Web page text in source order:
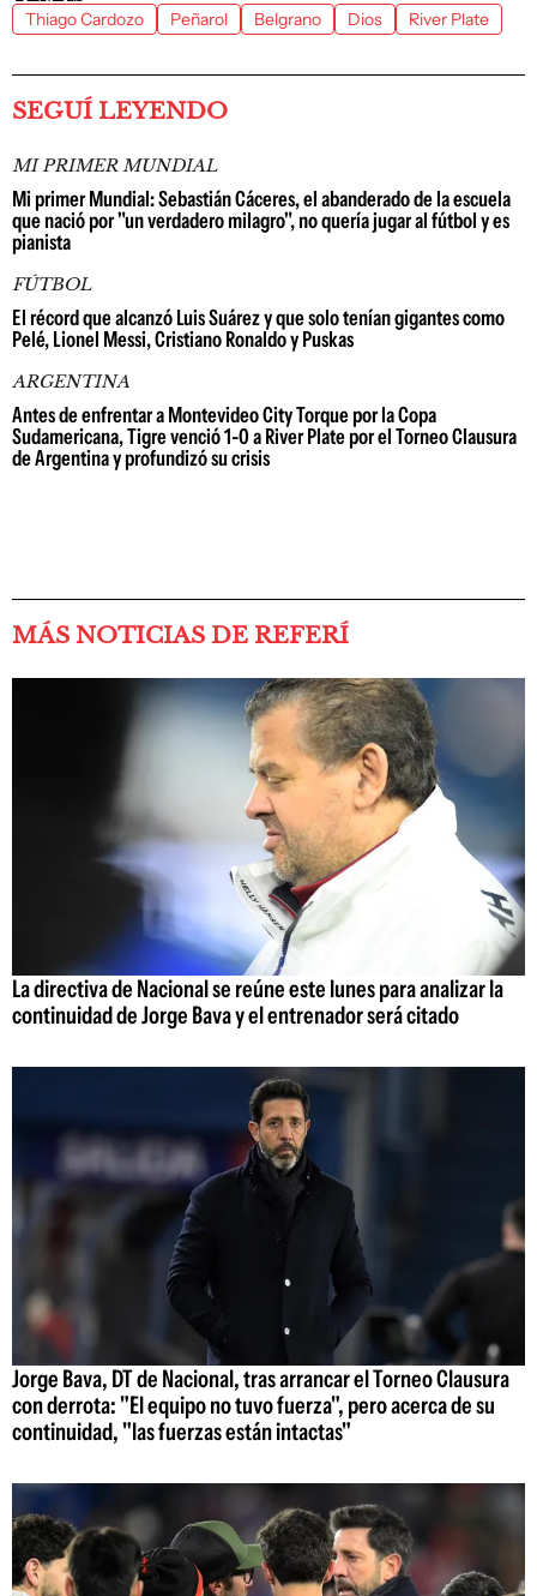
Thiago Cardozo Peñarol Belgrano Dios River Plate
SEGUÍ LEYENDO
MI PRIMER MUNDIAL
Mi primer Mundial: Sebastián Cáceres, el abanderado de la escuela
que nació por "un verdadero milagro", no quería jugar al fútbol y es
pianista
FÚTBOL
El récord que alcanzó Luis Suárez y que solo tenían gigantes como
Pelé, Lionel Messi, Cristiano Ronaldo y Puskas
ARGENTINA
Antes de enfrentar a Montevideo City Torque por la Copa
Sudamericana, Tigre venció 1-0 a River Plate por el Torneo Clausura
de Argentina y profundizó su crisis
MÁS NOTICIAS DE REFERÍ
La directiva de Nacional se reúne este lunes para analizar la
continuidad de Jorge Bava y el entrenador será citado
Jorge Bava, DT de Nacional, tras arrancar el Torneo Clausura
con derrota: "El equipo no tuvo fuerza", pero acerca de su
continuidad, "las fuerzas están intactas"